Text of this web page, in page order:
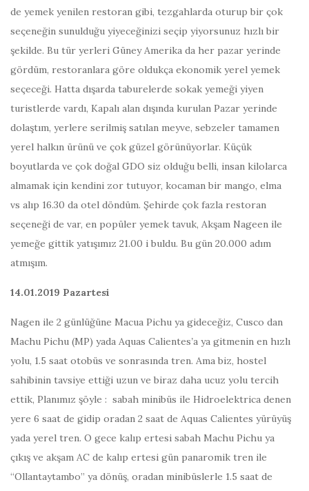
de yemek yenilen restoran gibi, tezgahlarda oturup bir çok
seçeneğin sunulduğu yiyeceğinizi seçip yiyorsunuz hızlı bir
şekilde. Bu tür yerleri Güney Amerika da her pazar yerinde
gördüm, restoranlara göre oldukça ekonomik yerel yemek
seçeceği. Hatta dışarda taburelerde sokak yemeği yiyen
turistlerde vardı, Kapalı alan dışında kurulan Pazar yerinde
dolaştım, yerlere serilmiş satılan meyve, sebzeler tamamen
yerel halkın ürünü ve çok güzel görünüyorlar. Küçük
boyutlarda ve çok doğal GDO siz olduğu belli, insan kilolarca
almamak için kendini zor tutuyor, kocaman bir mango, elma
vs alıp 16.30 da otel döndüm. Şehirde çok fazla restoran
seçeneği de var, en popüler yemek tavuk, Akşam Nageen ile
yemeğe gittik yatışımız 21.00 i buldu. Bu gün 20.000 adım
atmışım.
14.01.2019 Pazartesi
Nagen ile 2 günlüğüne Macua Pichu ya gideceğiz, Cusco dan
Machu Pichu (MP) yada Aquas Calientes’a ya gitmenin en hızlı
yolu, 1.5 saat otobüs ve sonrasında tren. Ama biz, hostel
sahibinin tavsiye ettiği uzun ve biraz daha ucuz yolu tercih
ettik, Planımız şöyle : sabah minibüs ile Hidroelektrica denen
yere 6 saat de gidip oradan 2 saat de Aquas Calientes yürüyüş
yada yerel tren. O gece kalıp ertesi sabah Machu Pichu ya
çıkış ve akşam AC de kalıp ertesi gün panaromik tren ile
“Ollantaytambo” ya dönüş, oradan minibüslerle 1.5 saat de